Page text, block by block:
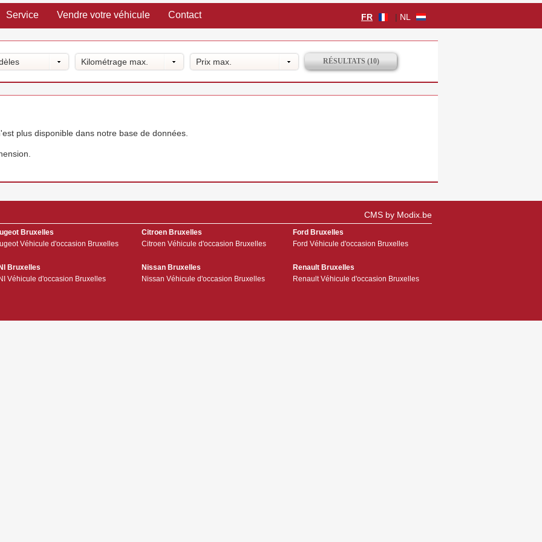
Service Vendre votre véhicule Contact FR | NL
Kilométrage max. Prix max.
plus disponible dans notre base de données.
CMS by Modix.be
Bruxelles
Véhicule d'occasion Bruxelles
Citroen Bruxelles
Citroen Véhicule d'occasion Bruxelles
Ford Bruxelles
Ford Véhicule d'occasion Bruxelles
Bruxelles
Véhicule d'occasion Bruxelles
Nissan Bruxelles
Nissan Véhicule d'occasion Bruxelles
Renault Bruxelles
Renault Véhicule d'occasion Bruxelles